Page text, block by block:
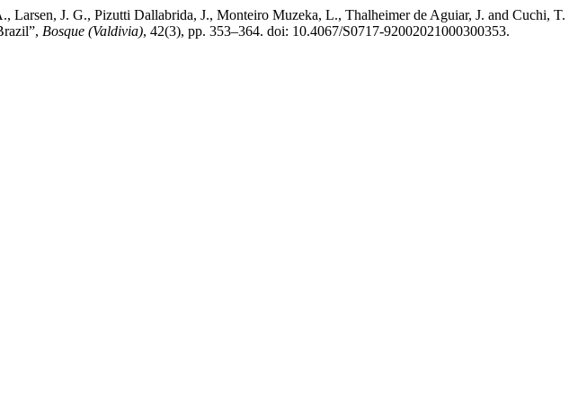
J. G., Pizutti Dallabrida, J., Monteiro Muzeka, L., Thalheimer de Aguiar, J. and Cuchi, T.
Bosque (Valdivia), 42(3), pp. 353–364. doi: 10.4067/S0717-92002021000300353.